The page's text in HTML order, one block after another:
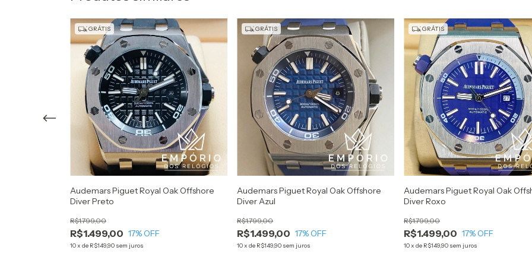
GRÁTIS
Audemars Piguet Royal Oak Offshore
Diver Preto
R$1.499,00
R$1.799,00
17% OFF
10x de R$149,90 sem juros
GRÁTIS
Audemars Piguet Royal Oak Offshore
Diver Azul
R$1.499,00
R$1.799,00
17% OFF
10x de R$149,90 sem juros
GRÁTIS
Audemars Piguet Royal Oak
Diver Roxo
R$1.499,00
R$1.799,00
17% OFF
10x de R$149,90 sem juros